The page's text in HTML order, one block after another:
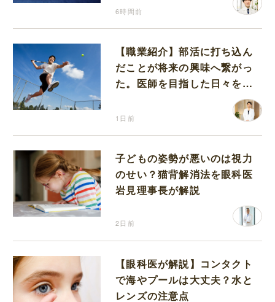
6時間前
【職業紹介】部活に打ち込ん
だことが将来の興味へ繋がっ
た。医師を目指した日々を振
1日前
子どもの姿勢が悪いのは視力
のせい？猫背解消法を眼科医
岩見理事長が解説
2日前
【眼科医が解説】コンタクト
で海やプールは大丈夫？水と
レンズの注意点